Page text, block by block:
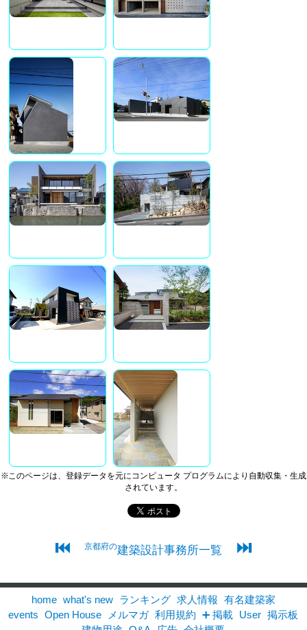
※このページは、登録データを元にコンピュータ プログラムにより自動収集・生成
されています。
⏮ 京都府の建築設計事務所一覧 ⏭
home what's new ランキング 求人情報 有名建築家
events
Open House メルマガ 利用規約 ➕ 掲載 User 掲示板